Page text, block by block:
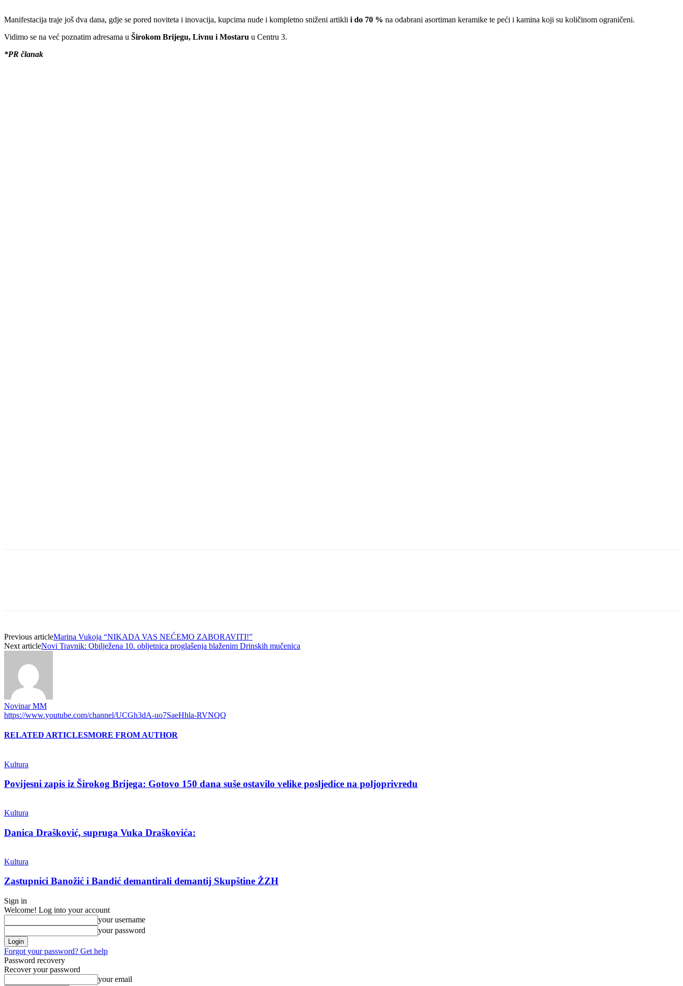
Manifestacija traje još dva dana, gdje se pored noviteta i inovacija, kupcima nude i kompletno sniženi artikli i do 70 % na odabrani asortiman keramike te peći i kamina koji su količinom ograničeni.
Vidimo se na već poznatim adresama u Širokom Brijegu, Livnu i Mostaru u Centru 3.
*PR članak
Previous articleMarina Vukoja “NIKADA VAS NEĆEMO ZABORAVITI!”
Next articleNovi Travnik: Obilježena 10. obljetnica proglašenja blaženim Drinskih mučenica
Novinar MM
https://www.youtube.com/channel/UCGh3dA-uo7SaeHhla-RVNQQ
RELATED ARTICLESMORE FROM AUTHOR
Kultura
Povijesni zapis iz Širokog Brijega: Gotovo 150 dana suše ostavilo velike posljedice na poljoprivredu
Kultura
Danica Drašković, supruga Vuka Draškovića:
Kultura
Zastupnici Banožić i Bandić demantirali demantij Skupštine ŽZH
Sign in
Welcome! Log into your account
your username
your password
Forgot your password? Get help
Password recovery
Recover your password
your email